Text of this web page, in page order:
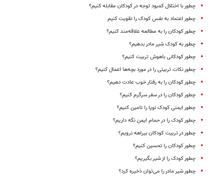
چطور با اختلال کمبود توجه در کودکان مقابله کنیم؟
چطور اعتماد به نفس کودک را تقویت کنیم
چطور کودکان را به مطالعه علاقه‌مند کنیم؟
چطور به کودک شیر مادر بدهیم؟
چطور کودکانی باهوش تربیت کنیم؟
چطور نکات تربیتی را در مورد بچه‌ها اعمال کنیم؟
چطور کودکان را به رفتار خوب عادت دهیم؟
چطور کودکان را در سفر سرگرم کنیم؟
چطور ایمنی کودک نوپا را تامین کنیم؟
چطور کودک را در حمام ایمن نگه داریم؟
چطور در تربیت کودکان بیراهه نرویم؟
چطور کودکان را تحسین کنیم؟
چطور کودک را از شیر بگیریم؟
چطور شیر مادر را می‌توان ذخیره کرد؟